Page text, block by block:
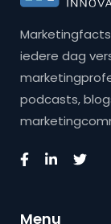
iedere dag
podcasts,
Menu